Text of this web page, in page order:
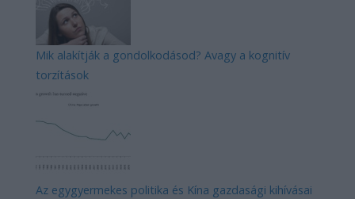
Mik alakítják a gondolkodásod? Avagy a kognitív
torzítások
Az egygyermekes politika és Kína gazdasági kihívásai